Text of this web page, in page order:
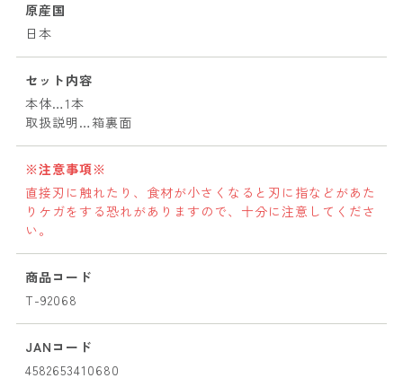
原産国
日本
セット内容
本体…1本
取扱説明…箱裏面
※注意事項※
直接刃に触れたり、食材が小さくなると刃に指などがあた
りケガをする恐れがありますので、十分に注意してくださ
い。
商品コード
T-92068
JANコード
4582653410680